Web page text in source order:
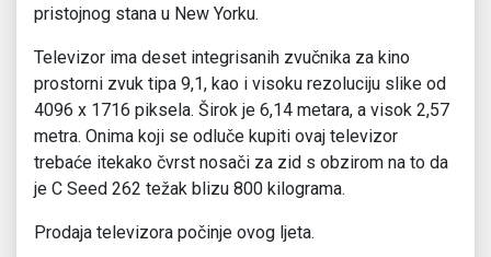
pristojnog stana u New Yorku.
Televizor ima deset integrisanih zvučnika za kino
prostorni zvuk tipa 9,1, kao i visoku rezoluciju slike od
4096 x 1716 piksela. Širok je 6,14 metara, a visok 2,57
metra. Onima koji se odluče kupiti ovaj televizor
trebaće itekako čvrst nosači za zid s obzirom na to da
je C Seed 262 težak blizu 800 kilograma.
Prodaja televizora počinje ovog ljeta.